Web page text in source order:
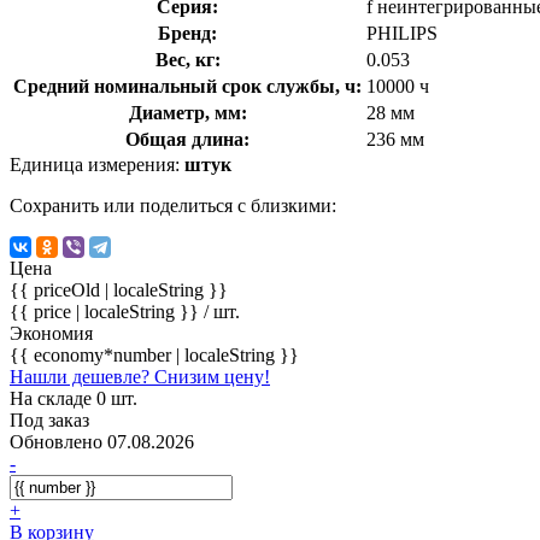
Серия:
f
Бренд:
PHILIPS
Вес, кг:
0.053
Средний номинальный срок службы, ч: 10000 ч
Диаметр, мм:
28 мм
Общая длина:
236 мм
Единица измерения: штук
Сохранить или поделиться с близкими:
Цена
{{ priceOld | localeString }}
{{ price | localeString }} / шт.
Экономия
{{ economy*number | localeString }}
Нашли дешевле? Снизим цену!
На складе 0 шт.
Под заказ
Обновлено 07.08.2026
-
+
В корзину